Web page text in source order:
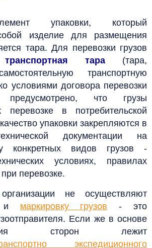
упаковки, который
изделие для размещения
тара. Для перевозки грузов
транспортная тара (тара,
транспортную
условиями договора перевозки
что грузы
перевозке в потребительской
упаковки закрепляются в
документации на
конкретных видов грузов -
условиях, правилах
перевозке.
не осуществляют
и маркировку грузов - это
Если же в основе
сторон лежит
экспедиционного